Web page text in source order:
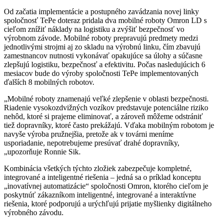
Od začatia implementácie a postupného zavádzania novej linky
spoločnosť TePe doteraz pridala dva mobilné roboty Omron LD s
cieľom znížiť náklady na logistiku a zvýšiť bezpečnosť vo
výrobnom závode. Mobilné roboty prepravujú predmety medzi
jednotlivými strojmi aj zo skladu na výrobnú linku, čím zbavujú
zamestnancov nutnosti vykonávať opakujúce sa úlohy a súčasne
zlepšujú logistiku, bezpečnosť a efektivitu. Počas nasledujúcich 6
mesiacov bude do výroby spoločnosti TePe implementovaných
ďalších 8 mobilných robotov.
„Mobilné roboty znamenajú veľké zlepšenie v oblasti bezpečnosti.
Riadenie vysokozdvižných vozíkov predstavuje potenciálne riziko
nehôd, ktoré si prajeme eliminovať, a zároveň môžeme odstrániť
tiež dopravníky, ktoré často prekážajú. Vďaka mobilným robotom je
navyše výroba pružnejšia, pretože ak v továrni meníme
usporiadanie, nepotrebujeme presúvať drahé dopravníky,
„upozorňuje Ronnie Sik.
Kombinácia všetkých týchto zložiek zabezpečuje kompletné,
integrované a inteligentné riešenia – jedná sa o príklad konceptu
„inovatívnej automatizácie“ spoločnosti Omron, ktorého cieľom je
poskytnúť zákazníkom inteligentné, integrované a interaktívne
riešenia, ktoré podporujú a urýchľujú prijatie myšlienky digitálneho
výrobného závodu.